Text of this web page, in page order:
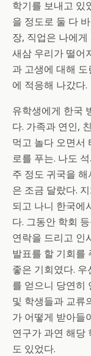
학기를 보내고 있
을 정도로 둘 다
장, 직업은 나에
새삼 우리가 떨어
과 고생에 대해
에 적응해 나갔다.
유학생에게 한국
다. 가족과 연인,
먹고 놀다 오면서
로를 푸는. 나도
주 정도 귀국을
은 조금 달랐다.
되고 나니 한국에
다. 그동안 학회
연락을 드리고 인
발표를 할 기회를
좋은 기회였다.
를 얻으니 당연히
및 학생들과 교류
가 어떻게 받아들
연구가 과연 해당
도 있었다.